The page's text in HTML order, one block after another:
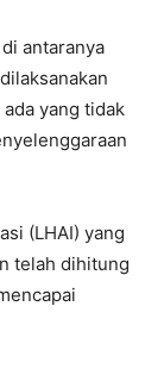
antaranya
yang tidak
(LHAI) yang
telah dihitung